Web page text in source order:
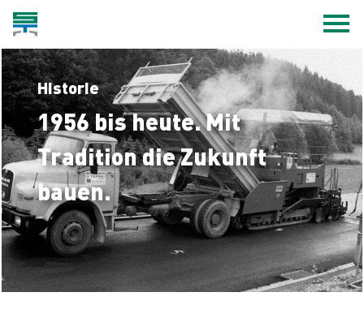
Historie
1956 bis heute. Mit
Tradition die Zukunft
bauen.